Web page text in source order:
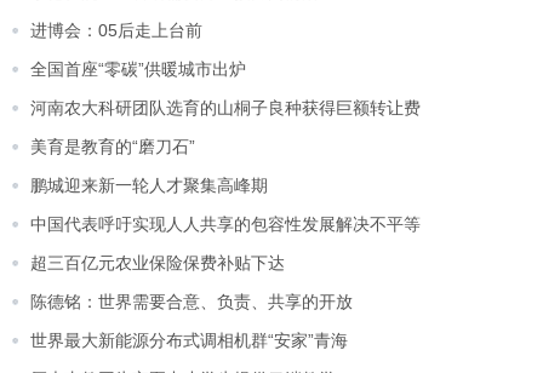
进博会：05后走上台前
全国首座“零碳”供暖城市出炉
河南农大科研团队选育的山桐子良种获得巨额转让费
美育是教育的“磨刀石”
鹏城迎来新一轮人才聚集高峰期
中国代表呼吁实现人人共享的包容性发展解决不平等
超三百亿元农业保险保费补贴下达
陈德铭：世界需要合意、负责、共享的开放
世界最大新能源分布式调相机群“安家”青海